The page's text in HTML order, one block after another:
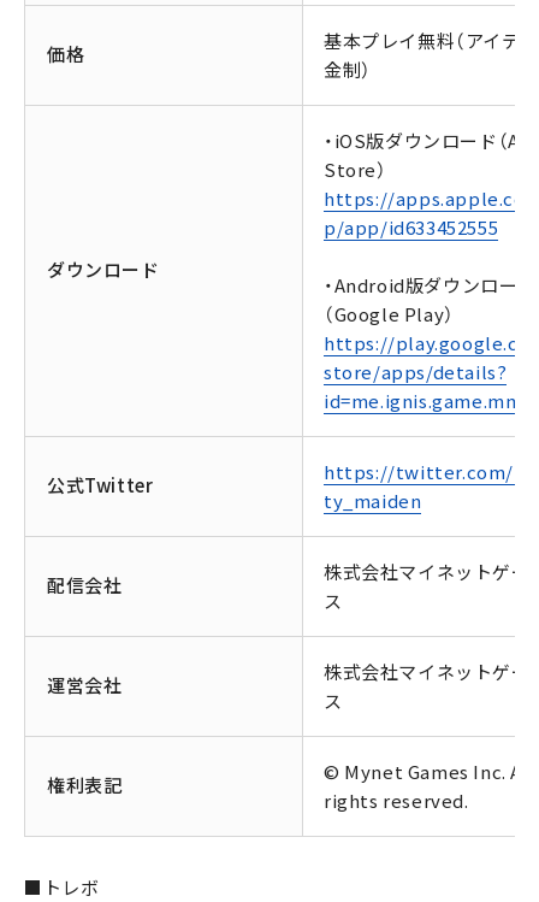
価格
基本プレイ無料（アイテ
金制）
ダウンロード
・iOS版ダウンロード（
Store）
https://
p/app/id633452555
・Android版ダウンロード
（Google Play）
https://
store/apps/details?
id=me.ignis.game.mm2
公式Twitter
https://twitter.com/
ty_maiden
配信会社
株式会社マイネットゲー
ス
運営会社
株式会社マイネットゲー
ス
権利表記
© Mynet Games Inc. All
rights reserved.
■トレボ